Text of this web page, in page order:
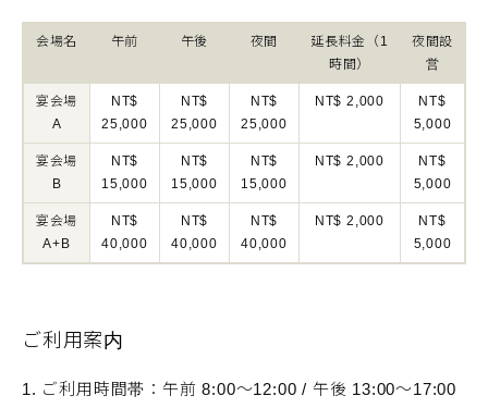
会場名 午前 午後 夜間
延長料金（1
時間）
夜間設
営
宴会場
A
NT$
25,000
NT$
25,000
NT$
25,000
NT$ 2,000
NT$
5,000
宴会場
B
NT$
15,000
NT$
15,000
NT$
15,000
NT$ 2,000
NT$
5,000
宴会場
A+B
NT$
40,000
NT$
40,000
NT$
40,000
NT$ 2,000
NT$
5,000
ご利用案内
1. ご利用時間帯：午前 8:00～12:00 / 午後 13:00～17:00